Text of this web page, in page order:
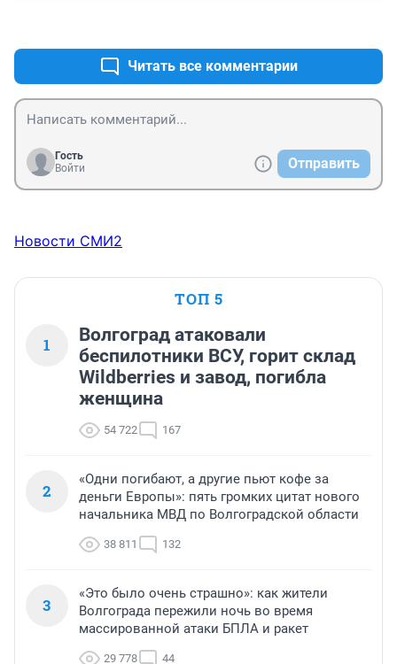
Читать все комментарии
Гость
Войти
Отправить
Новости СМИ2
ТОП 5
1
Волгоград атаковали
беспилотники ВСУ, горит склад
Wildberries и завод, погибла
женщина
54 722 167
2
«Одни погибают, а другие пьют кофе за
деньги Европы»: пять громких цитат нового
начальника МВД по Волгоградской области
38 811 132
3
«Это было очень страшно»: как жители
Волгограда пережили ночь во время
массированной атаки БПЛА и ракет
29 778 44